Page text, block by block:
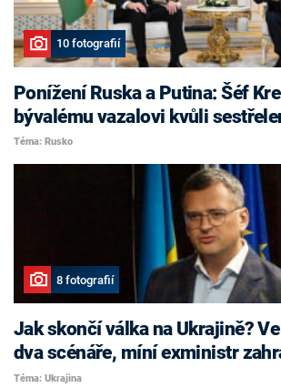
10 fotografií
Ponížení Ruska a Putina: Šéf
bývalému vazalovi kvůli
Téma: Rusko
8 fotografií
Jak skončí válka na Ukrajině?
dva scénáře, míní exministr
Téma: Ukrajina